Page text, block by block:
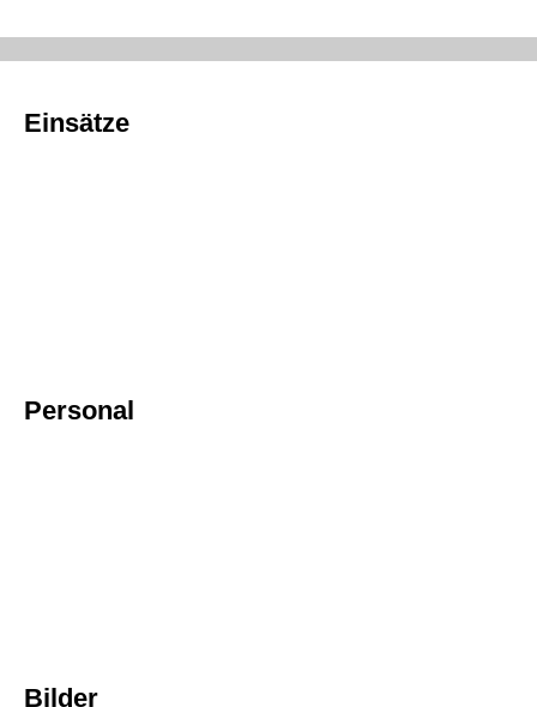
Einsätze
Personal
Bilder